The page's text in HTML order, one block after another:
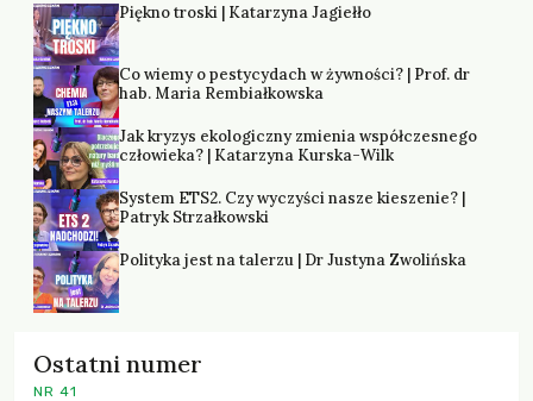
Piękno troski | Katarzyna Jagiełło
Co wiemy o pestycydach w żywności? | Prof. dr
hab. Maria Rembiałkowska
Jak kryzys ekologiczny zmienia współczesnego
człowieka? | Katarzyna Kurska-Wilk
System ETS2. Czy wyczyści nasze kieszenie? |
Patryk Strzałkowski
Polityka jest na talerzu | Dr Justyna Zwolińska
Ostatni numer
NR 41